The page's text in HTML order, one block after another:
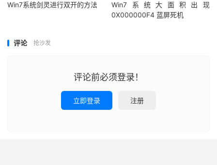
Win7系统剑灵进行双开的方法
Win7系统大面积出现
0X000000F4 蓝屏死机
评论 抢沙发
评论前必须登录！
立即登录 注册